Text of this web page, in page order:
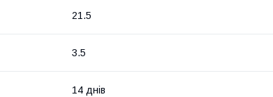
21.5
3.5
14 днів